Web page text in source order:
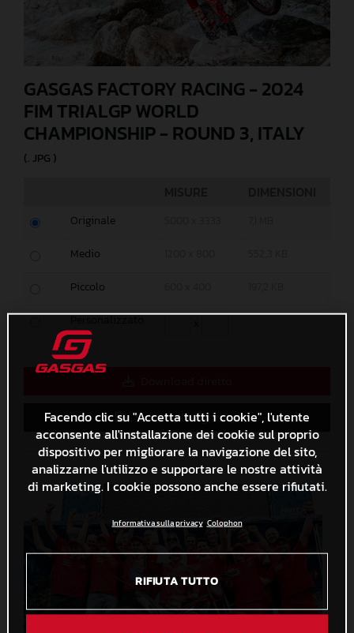
GASGAS FACTORY RACING - 2024
FIM TRIALGP WORLD
CHAMPIONSHIP - ROUND 3, ITALY
(. JPG )
Originale
Medio
Piccolo
Personalizzato
Salva nella Lightbox
Facendo clic su "Accetta tutti i cookie", l'utente
acconsente all'installazione dei cookie sul proprio
dispositivo per migliorare la navigazione del sito,
analizzarne l'utilizzo e supportare le nostre attività
di marketing. I cookie possono anche essere rifiutati.
Informativa sulla privacy Colophon
RIFIUTA TUTTO